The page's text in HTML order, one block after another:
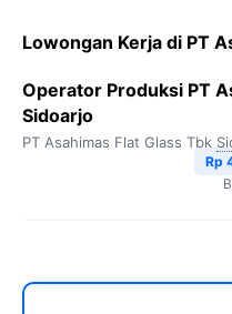
Lowongan Kerja di PT
Operator Produksi PT
Sidoarjo
PT Asahimas Flat Glass Tbk
Rp